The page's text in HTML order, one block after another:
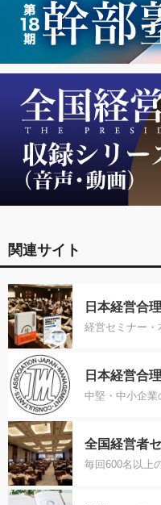
関連サイト
日本経営合
経営セミナー・
日本経営合
中堅・中小企業
全国経営者
毎回600名以上